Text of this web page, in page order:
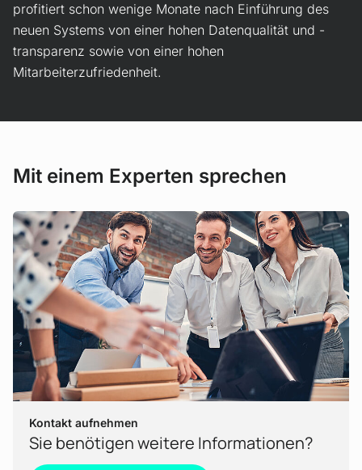
profitiert schon wenige Monate nach Einführung des
neuen Systems von einer hohen Datenqualität und -
transparenz sowie von einer hohen
Mitarbeiterzufriedenheit.
Mit einem Experten sprechen
Kontakt aufnehmen
Sie benötigen weitere Informationen?